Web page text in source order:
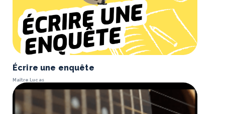
Écrire une enquête
Maître Lucas